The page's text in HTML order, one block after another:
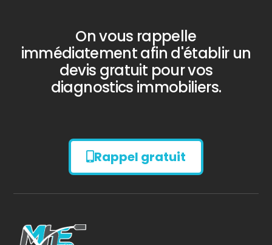
Diagnostic
AMIANTE
On vous rappelle
immédiatement afin d'établir un
devis gratuit pour vos
diagnostics immobiliers.
Rappel gratuit